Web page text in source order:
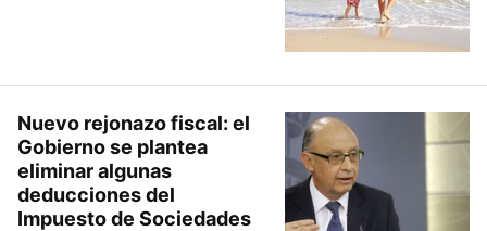
Nuevo rejonazo fiscal: el
Gobierno se plantea
eliminar algunas
deducciones del
Impuesto de Sociedades